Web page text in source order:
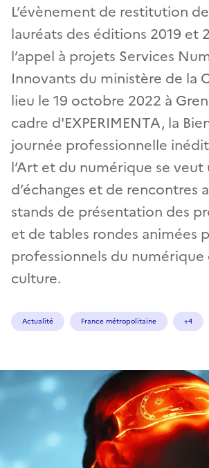
L’évènement de restitution
lauréats des éditions 2019 et
l’appel à projets Services
Innovants du ministère de la
lieu le 19 octobre 2022 à
cadre d'EXPERIMENTA, la
journée professionnelle
l’Art et du numérique se veut
d’échanges et de rencontres
stands de présentation des
et de tables rondes animées
professionnels du numérique
culture.
Actualité France métropolitaine +4